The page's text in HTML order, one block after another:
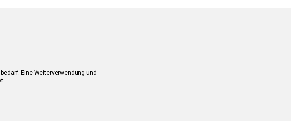
Eine Weiterverwendung und